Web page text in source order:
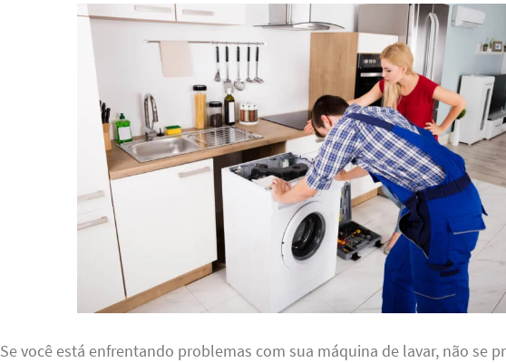
Se você está enfrentando problemas com sua máquina de lavar, não se